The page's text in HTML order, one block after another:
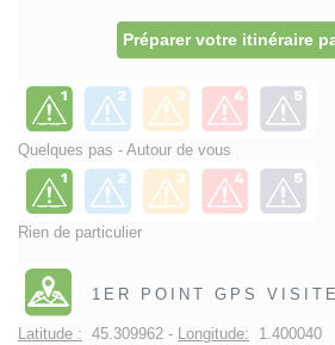
Préparer votre itinéraire
Quelques pas - Autour de vous
Rien de particulier
1ER POINT GPS VISITE
Latitude : 45.309962 - Longitude: 1.400040